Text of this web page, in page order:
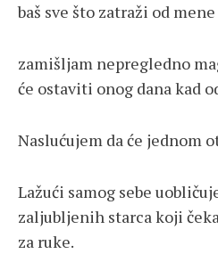
baš sve što zatraži od
zamišljam nepregledno
će ostaviti onog dana kad
Naslućujem da će jednom
Lažući samog sebe
zaljubljenih starca koji
za ruke.